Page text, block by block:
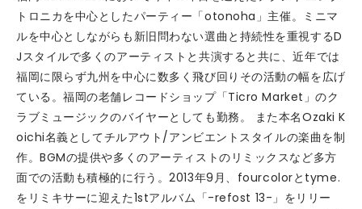
トロニカを中心としたパーティー「otonoha」主催。ミニマ
ルを中心としながらも新旧問わない選曲と持続性を重視するD
Jスタイルで多くのアーティストと共演すると共に、近年では
福岡に限らず九州を中心に数多く飛び回りその活動の幅を広げ
ている。福岡の老舗レコードショップ「Ticro Market」のク
ラブミュージックのバイヤーとしても勤務。 また本名Ozaki K
oichi名義としてチルアウト/アンビエントスタイルの楽曲を制
作。BGMの提供や多くのアーティストのリミックスなど多方
面での活動も積極的に行う。2013年9月、fourcolorとtyme.
をリミキサーに迎えた1stアルバム「-refost 13-」をリリー